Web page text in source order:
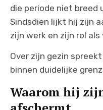
die periode niet breed
Sindsdien lijkt hij zijn
zijn werk en zijn rol als
Over zijn gezin
binnen duidelijke
Waarom hij